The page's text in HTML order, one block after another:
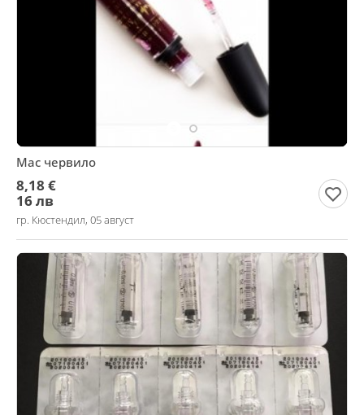
Mac червило
8,18 €
16 лв
гр. Кюстендил, 05 август